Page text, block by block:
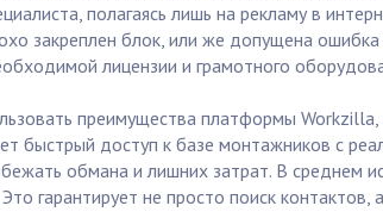
полагаясь лишь на рекламу в
закреплен блок, или же допущена
лицензии и грамотного
преимущества платформы
быстрый доступ к базе монтажников с
обмана и лишних затрат. В среднем
гарантирует не просто поиск